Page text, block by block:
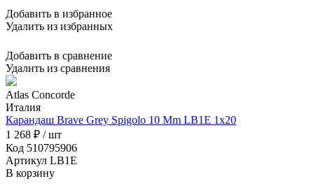
Добавить в избранное
Удалить из избранных
Добавить в сравнение
Удалить из сравнения
Atlas Concorde
Италия
Карандаш Brave Grey Spigolo 10 Mm LB1E 1x20
1 268 ₽ / шт
Код 510795906
Артикул LB1E
В корзину